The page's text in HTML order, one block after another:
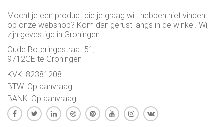
Mocht je een product die je graag wilt hebben niet vinden
op onze webshop? Kom dan gerust langs in de winkel. Wij
zijn gevestigd in Groningen.
Oude Boteringestraat 51,
9712GE te Groningen
KVK: 82381208
BTW: Op aanvraag
BANK: Op aanvraag